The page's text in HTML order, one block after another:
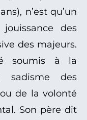
n’est qu’un
des
des majeurs.
soumis à la
sadisme des
de la volonté
Son père dit